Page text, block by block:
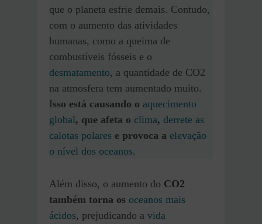
que o planeta esfrie demais. Contudo,
com o aumento das atividades
humanas, como a queima de
combustíveis fósseis e o
desmatamento, a quantidade de CO2
na atmosfera tem aumentado muito.
Isso está causando o aquecimento
global, que afeta o clima, derrete as
calotas polares e provoca a elevação
o nível dos oceanos.
Além disso, o aumento do CO2
também torna os oceanos mais
ácidos, prejudicando a vida